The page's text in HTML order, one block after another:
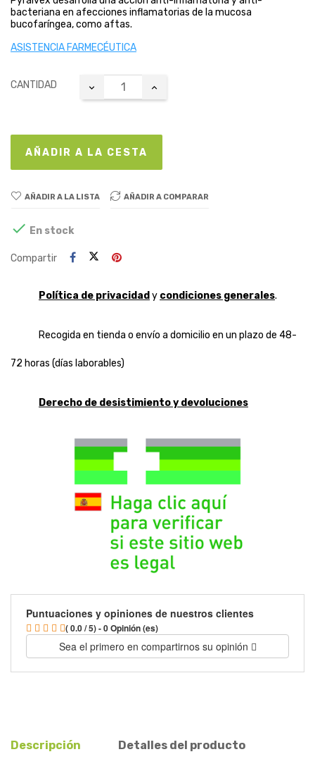
bacteriana en afecciones inflamatorias de la mucosa
bucofaríngea, como aftas.
ASISTENCIA FARMECÉUTICA
CANTIDAD
AÑADIR A LA CESTA
AÑADIR A LA LISTA AÑADIR A COMPARAR
 En stock
Compartir
Política de privacidad y condiciones generales.
Recogida en tienda o envío a domicilio en un plazo de 48-
72 horas (días laborables)
Derecho de desistimiento y devoluciones
Puntuaciones y opiniones de nuestros clientes
( 0.0 / 5) - 0 Opinión (es)
Sea el primero en compartirnos su opinión
Descripción Detalles del producto